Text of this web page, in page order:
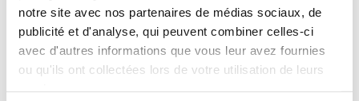
notre site avec nos partenaires de médias sociaux, de
publicité et d'analyse, qui peuvent combiner celles-ci
avec d'autres informations que vous leur avez fournies
ou qu'ils ont collectées lors de votre utilisation de leurs
Voir tous nos actes